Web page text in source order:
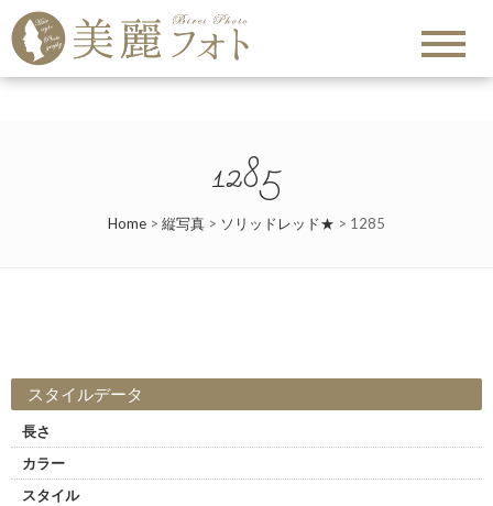
1285
Home > 縦写真 > ソリッドレッド★ > 1285
スタイルデータ
長さ
カラー
スタイル